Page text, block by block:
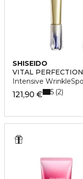
SHISEIDO
VITAL PERFECTION
Intensive
121,90 € 5 2